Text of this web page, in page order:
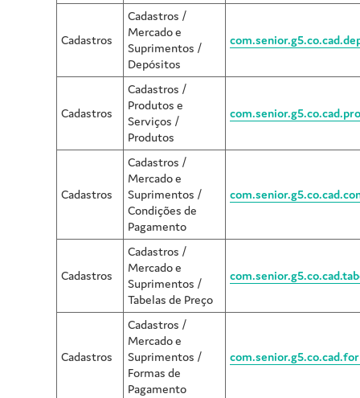
Cadastros
Cadastros /
Mercado e
Suprimentos /
Depósitos
Cadastros
Cadastros /
Produtos e
Serviços /
Produtos
Cadastros
Cadastros /
Mercado e
Suprimentos /
Condições de
Pagamento
Cadastros
Cadastros /
Mercado e
Suprimentos /
Tabelas de Preço
Cadastros
Cadastros /
Mercado e
Suprimentos /
Formas de
Pagamento